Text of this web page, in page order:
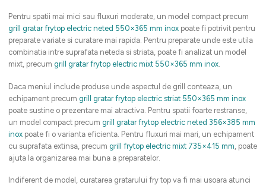
Pentru spatii mai mici sau fluxuri moderate, un model compact precum
grill gratar frytop electric neted 550×365 mm inox poate fi potrivit pentru
preparate variate si curatare mai rapida. Pentru preparate unde este utila
combinatia intre suprafata neteda si striata, poate fi analizat un model
mixt, precum grill gratar frytop electric mixt 550×365 mm inox.
Daca meniul include produse unde aspectul de grill conteaza, un
echipament precum grill gratar frytop electric striat 550×365 mm inox
poate sustine o prezentare mai atractiva. Pentru spatii foarte restranse,
un model compact precum grill gratar frytop electric neted 356×385 mm
inox poate fi o varianta eficienta. Pentru fluxuri mai mari, un echipament
cu suprafata extinsa, precum grill frytop electric mixt 735×415 mm , poate
ajuta la organizarea mai buna a preparatelor.
Indiferent de model, curatarea gratarului fry top va fi mai usoara atunci